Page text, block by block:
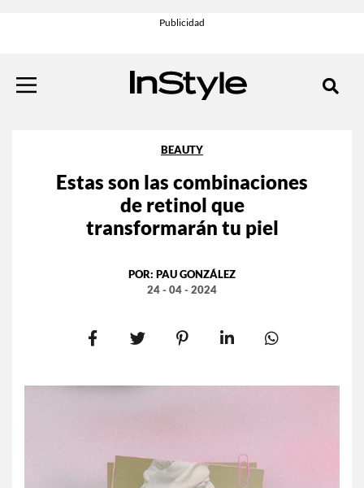
BEAUTY
Estas son las combinaciones
de retinol que
transformarán tu piel
POR: PAU GONZÁLEZ
24 - 04 - 2024